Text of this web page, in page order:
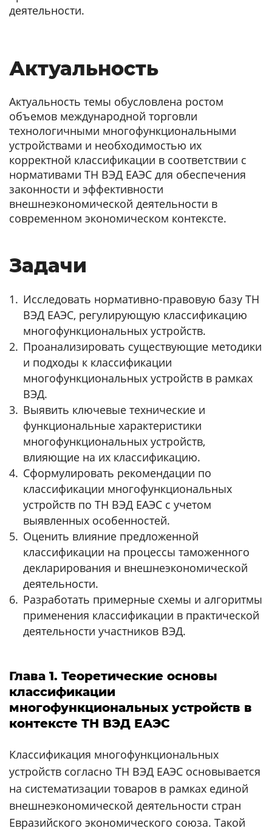
деятельности.
Актуальность
Актуальность темы обусловлена ростом
объемов международной торговли
технологичными многофункциональными
устройствами и необходимостью их
корректной классификации в соответствии с
нормативами ТН ВЭД ЕАЭС для обеспечения
законности и эффективности
внешнеэкономической деятельности в
современном экономическом контексте.
Задачи
Исследовать нормативно-правовую базу ТН
ВЭД ЕАЭС, регулирующую классификацию
многофункциональных устройств.
Проанализировать существующие методики
и подходы к классификации
многофункциональных устройств в рамках
ВЭД.
Выявить ключевые технические и
функциональные характеристики
многофункциональных устройств,
влияющие на их классификацию.
Сформулировать рекомендации по
классификации многофункциональных
устройств по ТН ВЭД ЕАЭС с учетом
выявленных особенностей.
Оценить влияние предложенной
классификации на процессы таможенного
декларирования и внешнеэкономической
деятельности.
Разработать примерные схемы и алгоритмы
применения классификации в практической
деятельности участников ВЭД.
Глава 1. Теоретические основы
классификации
многофункциональных устройств в
контексте ТН ВЭД ЕАЭС
Классификация многофункциональных
устройств согласно ТН ВЭД ЕАЭС основывается
на систематизации товаров в рамках единой
внешнеэкономической деятельности стран
Евразийского экономического союза. Такой